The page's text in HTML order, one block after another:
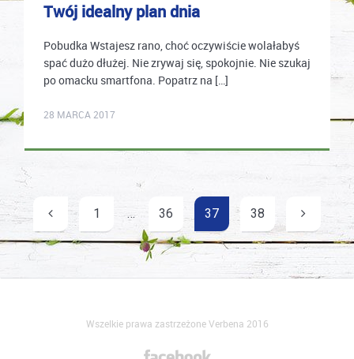
Twój idealny plan dnia
Pobudka Wstajesz rano, choć oczywiście wolałabyś
spać dużo dłużej. Nie zrywaj się, spokojnie. Nie szukaj
po omacku smartfona. Popatrz na […]
28 MARCA 2017
Nawigacja
po
wpisach
1 … 36 37 38
Wszelkie prawa zastrzeżone Verbena 2016